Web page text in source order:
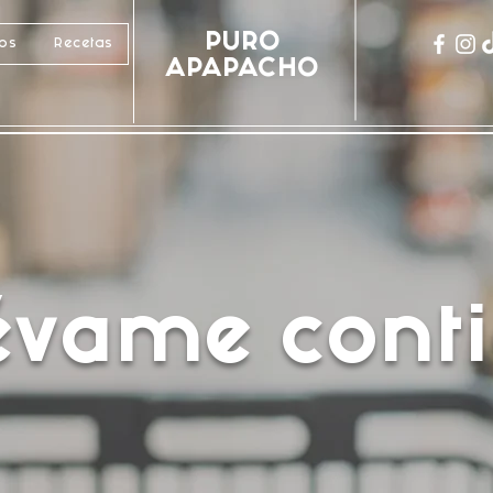
PURO
APAPACHO
Recetas